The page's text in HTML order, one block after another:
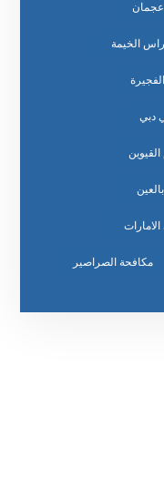
الخيمة
دبي
مكافحة الصراصير